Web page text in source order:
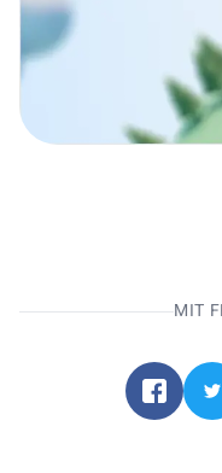
Fort Lauderdale
MIT